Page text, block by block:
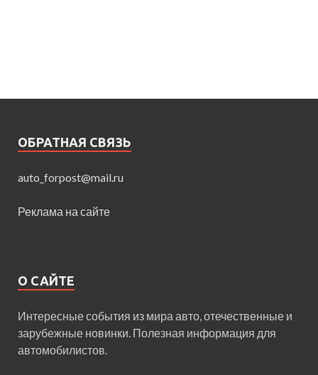
ОБРАТНАЯ СВЯЗЬ
auto_forpost@mail.ru
Реклама на сайте
О САЙТЕ
Интересные события из мира авто, отечественные и
зарубежные новинки. Полезная информация для
автомобилистов.